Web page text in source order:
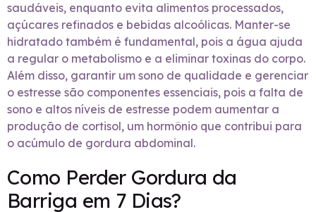
saudáveis, enquanto evita alimentos processados,
açúcares refinados e bebidas alcoólicas. Manter-se
hidratado também é fundamental, pois a água ajuda
a regular o metabolismo e a eliminar toxinas do corpo.
Além disso, garantir um sono de qualidade e gerenciar
o estresse são componentes essenciais, pois a falta de
sono e altos níveis de estresse podem aumentar a
produção de cortisol, um hormônio que contribui para
o acúmulo de gordura abdominal.
Como Perder Gordura da
Barriga em 7 Dias?